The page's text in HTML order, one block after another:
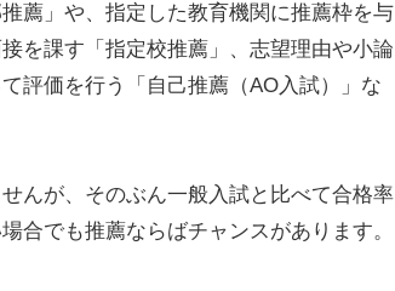
薦」や、指定した教育機関に推薦枠を与
を課す「指定校推薦」、志望理由や小論
評価を行う「自己推薦（AO入試）」な
んが、そのぶん一般入試と比べて合格率
合でも推薦ならばチャンスがあります。